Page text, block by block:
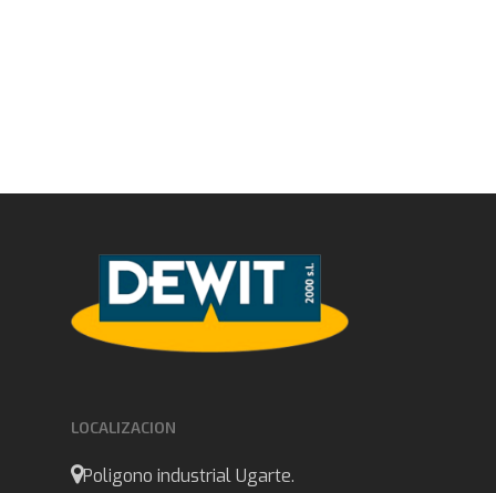
LOCALIZACION
Poligono industrial Ugarte.